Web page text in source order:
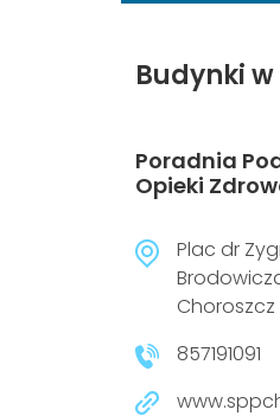
Budynki
Poradnia
Opieki
Plac dr
Choroszcz
857191091